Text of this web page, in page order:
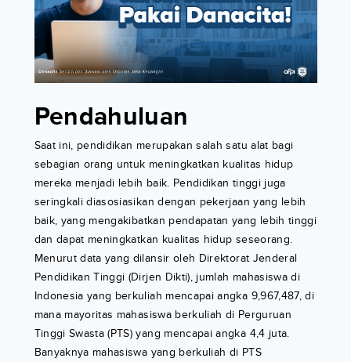
Pendahuluan
Saat ini, pendidikan merupakan salah satu alat bagi
sebagian orang untuk meningkatkan kualitas hidup
mereka menjadi lebih baik. Pendidikan tinggi juga
seringkali diasosiasikan dengan pekerjaan yang lebih
baik, yang mengakibatkan pendapatan yang lebih tinggi
dan dapat meningkatkan kualitas hidup seseorang.
Menurut data yang dilansir oleh Direktorat Jenderal
Pendidikan Tinggi (Dirjen Dikti), jumlah mahasiswa di
Indonesia yang berkuliah mencapai angka 9,967,487, di
mana mayoritas mahasiswa berkuliah di Perguruan
Tinggi Swasta (PTS) yang mencapai angka 4,4 juta.
Banyaknya mahasiswa yang berkuliah di PTS